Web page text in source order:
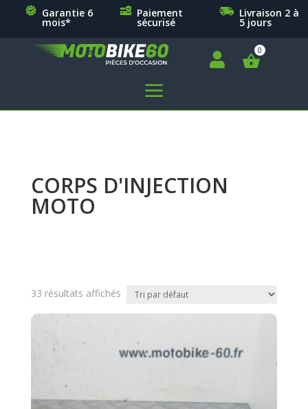
Garantie 6
mois*
Paiement
sécurisé
Livraison 2 à
5 jours

a
CORPS D'INJECTION
MOTO
33 résultats affichés